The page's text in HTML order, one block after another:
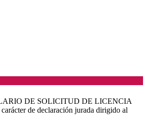
DE SOLICITUD DE LICENCIA
de declaración jurada dirigido al